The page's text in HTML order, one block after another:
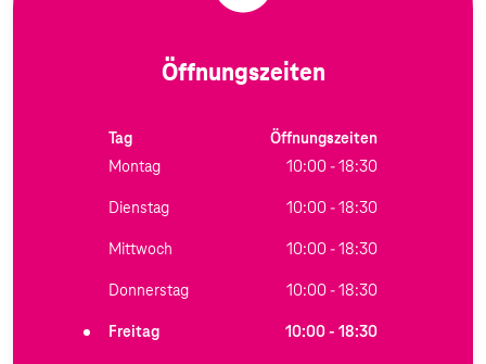
Öffnungszeiten
Tag
Öffnungszeiten
Montag
10:00 - 18:30
Dienstag 10:00 - 18:30
Mittwoch 10:00 - 18:30
Donnerstag 10:00 - 18:30
Freitag 10:00 - 18:30